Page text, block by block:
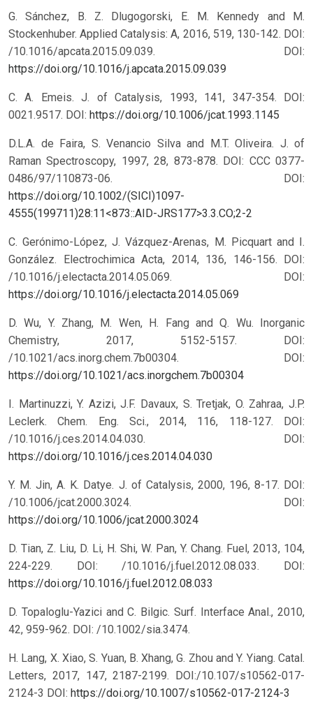
G. Sánchez, B. Z. Dlugogorski, E. M. Kennedy and M.
Stockenhuber. Applied Catalysis: A, 2016, 519, 130-142. DOI:
/10.1016/apcata.2015.09.039. DOI:
https://doi.org/10.1016/j.apcata.2015.09.039
C. A. Emeis. J. of Catalysis, 1993, 141, 347-354. DOI:
0021.9517. DOI: https://doi.org/10.1006/jcat.1993.1145
D.L.A. de Faira, S. Venancio Silva and M.T. Oliveira. J. of
Raman Spectroscopy, 1997, 28, 873-878. DOI: CCC 0377-
0486/97/110873-06. DOI:
https://doi.org/10.1002/(SICI)1097-
4555(199711)28:11<873::AID-JRS177>3.3.CO;2-2
C. Gerónimo-López, J. Vázquez-Arenas, M. Picquart and I.
González. Electrochimica Acta, 2014, 136, 146-156. DOI:
/10.1016/j.electacta.2014.05.069. DOI:
https://doi.org/10.1016/j.electacta.2014.05.069
D. Wu, Y. Zhang, M. Wen, H. Fang and Q. Wu. Inorganic
Chemistry, 2017, 5152-5157. DOI:
/10.1021/acs.inorg.chem.7b00304. DOI:
https://doi.org/10.1021/acs.inorgchem.7b00304
I. Martinuzzi, Y. Azizi, J.F. Davaux, S. Tretjak, O. Zahraa, J.P.
Leclerk. Chem. Eng. Sci., 2014, 116, 118-127. DOI:
/10.1016/j.ces.2014.04.030. DOI:
https://doi.org/10.1016/j.ces.2014.04.030
Y. M. Jin, A. K. Datye. J. of Catalysis, 2000, 196, 8-17. DOI:
/10.1006/jcat.2000.3024. DOI:
https://doi.org/10.1006/jcat.2000.3024
D. Tian, Z. Liu, D. Li, H. Shi, W. Pan, Y. Chang. Fuel, 2013, 104,
224-229. DOI: /10.1016/j.fuel.2012.08.033. DOI:
https://doi.org/10.1016/j.fuel.2012.08.033
D. Topaloglu-Yazici and C. Bilgic. Surf. Interface Anal., 2010,
42, 959-962. DOI: /10.1002/sia.3474.
H. Lang, X. Xiao, S. Yuan, B. Xhang, G. Zhou and Y. Yiang. Catal.
Letters, 2017, 147, 2187-2199. DOI:/10.107/s10562-017-
2124-3 DOI: https://doi.org/10.1007/s10562-017-2124-3